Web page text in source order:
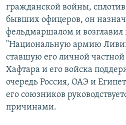
гражданской войны, сплотив
бывших офицеров, он
фельдмаршалом и возглавил
"Национальную армию
ставшую его личной
Хафтара и его войска
очередь Россия, ОАЭ и
его союзников
причинами.